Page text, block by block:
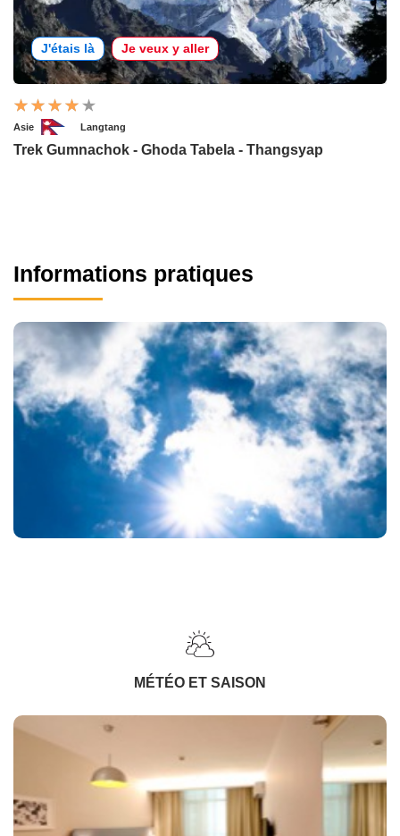
J'étais là Je veux y aller
Asie Langtang
Trek Gumnachok - Ghoda Tabela - Thangsyap
Informations pratiques
MÉTÉO ET SAISON